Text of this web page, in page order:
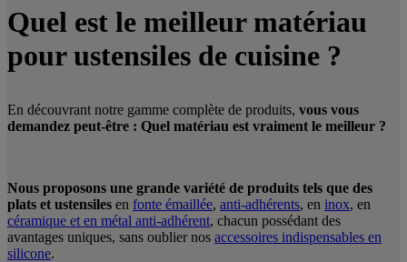
Quel est le meilleur matériau
pour ustensiles de cuisine ?
En découvrant notre gamme complète de produits, vous vous
demandez peut-être : Quel matériau est vraiment le meilleur ?
Nous proposons une grande variété de produits tels que des
plats et ustensiles en fonte émaillée, anti-adhérents, en inox, en
céramique et en métal anti-adhérent, chacun possédant des
avantages uniques, sans oublier nos accessoires indispensables en
silicone.